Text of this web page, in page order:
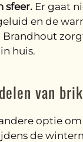
sfeer. Er gaat
en de
Brandhout
huis.
van
optie
de